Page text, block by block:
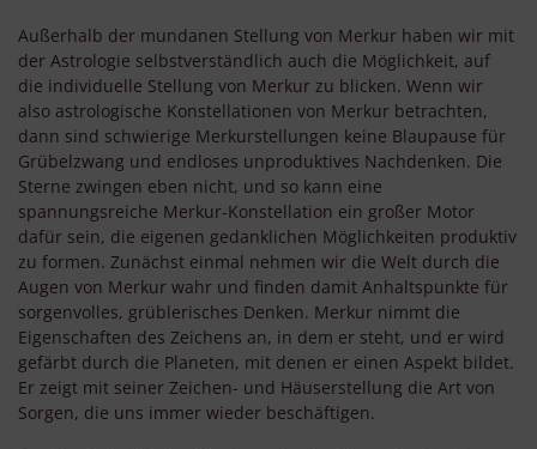
Außerhalb der mundanen Stellung von Merkur haben wir mit
der Astrologie selbstverständlich auch die Möglichkeit, auf
die individuelle Stellung von Merkur zu blicken. Wenn wir
also astrologische Konstellationen von Merkur betrachten,
dann sind schwierige Merkurstellungen keine Blaupause für
Grübelzwang und endloses unproduktives Nachdenken. Die
Sterne zwingen eben nicht, und so kann eine
spannungsreiche Merkur-Konstellation ein großer Motor
dafür sein, die eigenen gedanklichen Möglichkeiten produktiv
zu formen. Zunächst einmal nehmen wir die Welt durch die
Augen von Merkur wahr und finden damit Anhaltspunkte für
sorgenvolles, grüblerisches Denken. Merkur nimmt die
Eigenschaften des Zeichens an, in dem er steht, und er wird
gefärbt durch die Planeten, mit denen er einen Aspekt bildet.
Er zeigt mit seiner Zeichen- und Häuserstellung die Art von
Sorgen, die uns immer wieder beschäftigen.